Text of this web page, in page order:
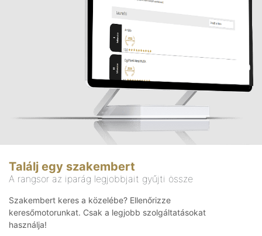
Találj egy szakembert
A rangsor az iparág legjobbjait gyűjti össze
Szakembert keres a közelébe? Ellenőrizze
keresőmotorunkat. Csak a legjobb szolgáltatásokat
használja!